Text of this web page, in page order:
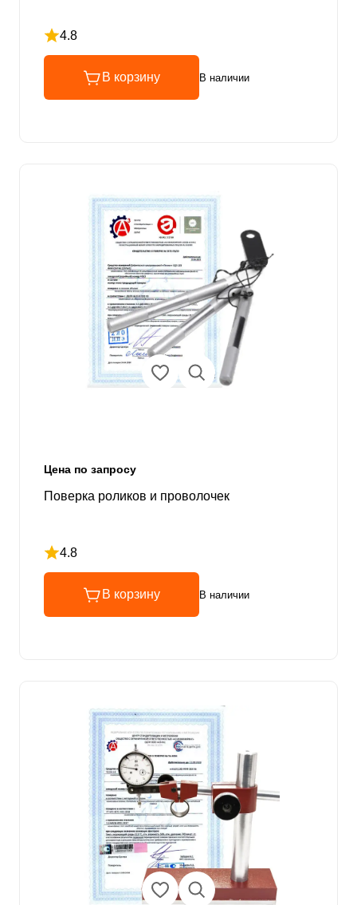
4.8
Рейтинг 4.8 из 5
В корзину В наличии
Цена по запросу
Поверка роликов и проволочек
4.8
Рейтинг 4.8 из 5
В корзину В наличии